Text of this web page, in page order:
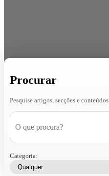
Procurar
Pesquise artigos, secções e conteúdos
Categoria: